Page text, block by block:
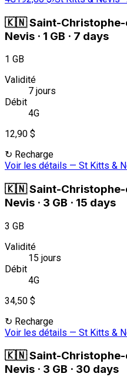
🇰🇳Saint-
Nevis · 1 GB · 7 days
1 GB
Validité
7 jours
Débit
4G
12,90 $
↻ Recharge
Voir les détails — St Kitts &
🇰🇳Saint-
Nevis · 3 GB · 15 days
3 GB
Validité
15 jours
Débit
4G
34,50 $
↻ Recharge
Voir les détails — St Kitts &
🇰🇳Saint-
Nevis · 3 GB · 30 days